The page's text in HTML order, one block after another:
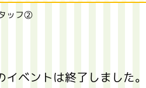
ッフ②
イベントは終了しました。